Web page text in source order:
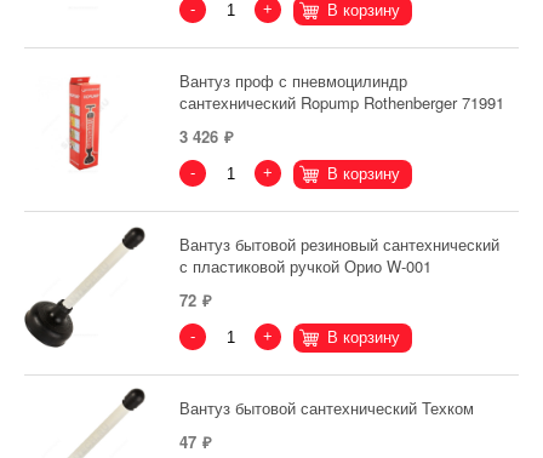
- + В корзину
Вантуз проф с пневмоцилиндр
сантехнический Ropump Rothenberger 71991
3 426
- + В корзину
Вантуз бытовой резиновый сантехнический
с пластиковой ручкой Орио W-001
72
- + В корзину
Вантуз бытовой сантехнический Техком
47